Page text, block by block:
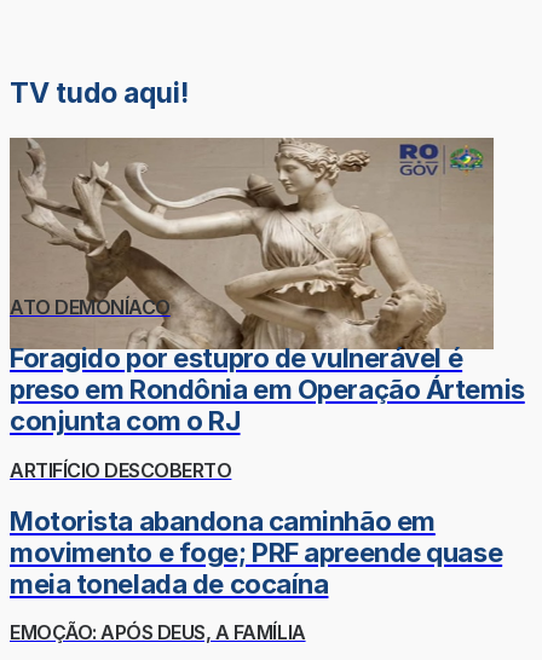
TV tudo aqui!
ATO DEMONÍACO
Foragido por estupro de vulnerável é
preso em Rondônia em Operação Ártemis
conjunta com o RJ
ARTIFÍCIO DESCOBERTO
Motorista abandona caminhão em
movimento e foge; PRF apreende quase
meia tonelada de cocaína
EMOÇÃO: APÓS DEUS, A FAMÍLIA